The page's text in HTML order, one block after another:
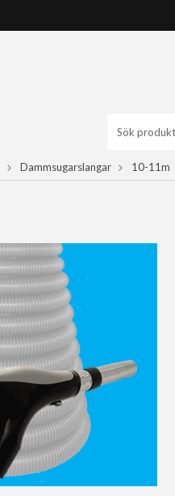
Dammsugarslangar 10-11m